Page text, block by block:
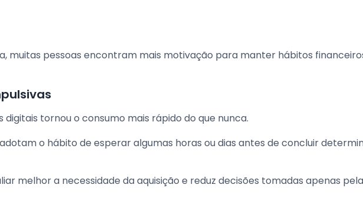
muitas pessoas encontram mais motivação para manter hábitos
tornou o consumo mais rápido do que nunca.
o hábito de esperar algumas horas ou dias antes de concluir
melhor a necessidade da aquisição e reduz decisões tomadas apenas pela